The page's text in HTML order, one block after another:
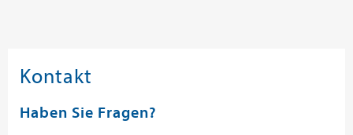
Kontakt
Haben Sie Fragen?